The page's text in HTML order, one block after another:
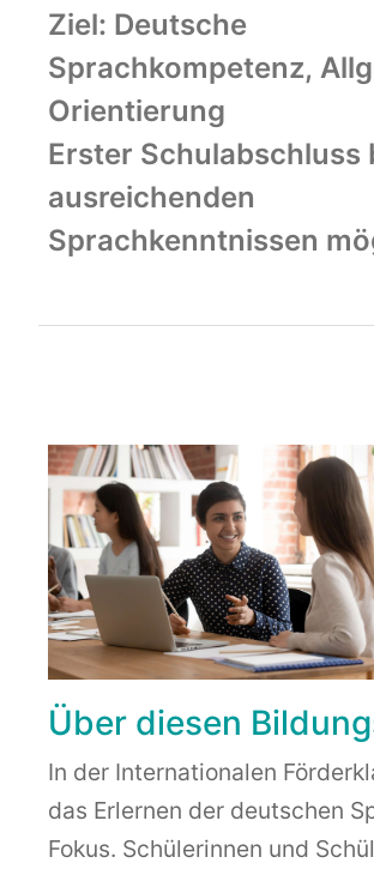
Ziel: Deutsche
Sprachkompetenz,
Orientierung
Erster Schulabschluss
ausreichenden
Sprachkenntnissen
Über diesen
In der Internationalen
das Erlernen der deutschen
Fokus. Schülerinnen und